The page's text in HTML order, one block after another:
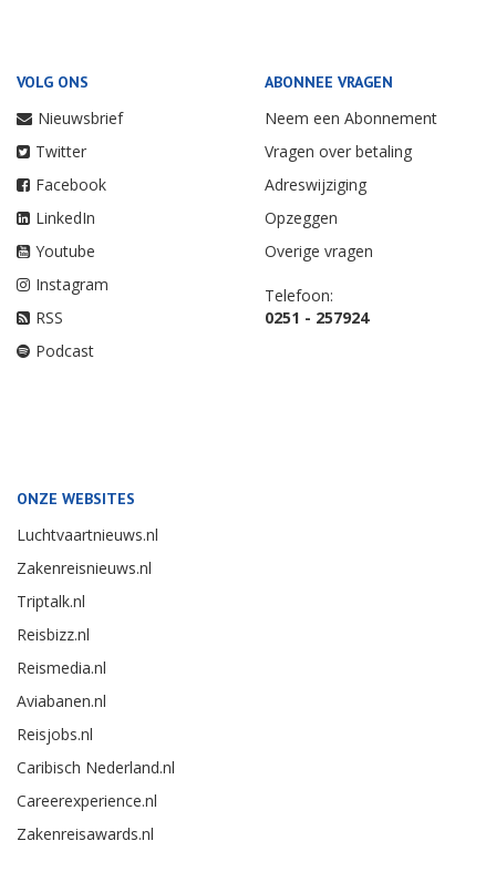
VOLG ONS
Nieuwsbrief
Twitter
Facebook
LinkedIn
Youtube
Instagram
RSS
Podcast
ABONNEE VRAGEN
Neem een Abonnement
Vragen over betaling
Adreswijziging
Opzeggen
Overige vragen
Telefoon:
0251 - 257924
ONZE WEBSITES
Luchtvaartnieuws.nl
Zakenreisnieuws.nl
Triptalk.nl
Reisbizz.nl
Reismedia.nl
Aviabanen.nl
Reisjobs.nl
Caribisch Nederland.nl
Careerexperience.nl
Zakenreisawards.nl